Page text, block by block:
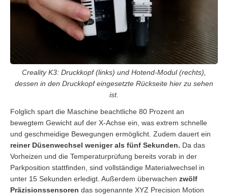
Creality K3: Druckkopf (links) und Hotend-Modul (rechts),
dessen in den Druckkopf eingesetzte Rückseite hier zu sehen
ist.
Folglich spart die Maschine beachtliche 80 Prozent an
bewegtem Gewicht auf der X-Achse ein, was extrem schnelle
und geschmeidige Bewegungen ermöglicht. Zudem dauert ein
reiner Düsenwechsel weniger als fünf Sekunden. Da das
Vorheizen und die Temperaturprüfung bereits vorab in der
Parkposition stattfinden, sind vollständige Materialwechsel in
unter 15 Sekunden erledigt. Außerdem überwachen zwölf
Präzisionssensoren das sogenannte XYZ Precision Motion